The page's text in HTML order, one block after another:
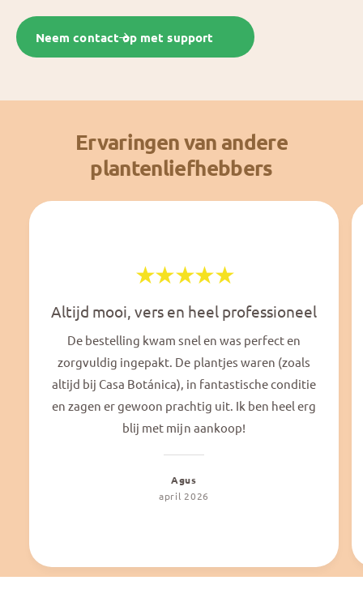
Neem contact op met support
Ervaringen van andere
plantenliefhebbers
Altijd mooi, vers en heel professioneel
De bestelling kwam snel en was perfect en
zorgvuldig ingepakt. De plantjes waren (zoals
altijd bij Casa Botánica), in fantastische conditie
en zagen er gewoon prachtig uit. Ik ben heel erg
blij met mijn aankoop!
Agus
april 2026